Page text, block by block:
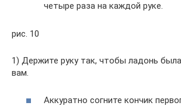
четыре раза на каждой руке.
рис. 10
1) Держите руку так, чтобы ладонь
вам.
Аккуратно согните кончик